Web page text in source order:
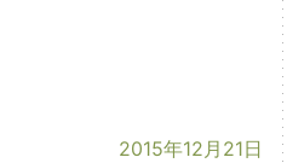
2015年12月21日